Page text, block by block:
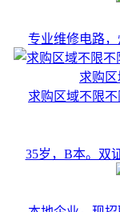
专业维修电路
求购
求购区域不限
35岁，B本。双